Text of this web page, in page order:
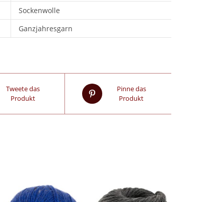
Sockenwolle
Ganzjahresgarn
Tweete das
Produkt
Pinne das
Produkt